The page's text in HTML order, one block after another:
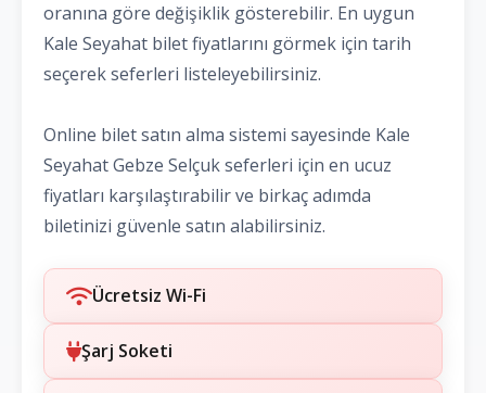
oranına göre değişiklik gösterebilir. En uygun
Kale Seyahat bilet fiyatlarını görmek için tarih
seçerek seferleri listeleyebilirsiniz.
Online bilet satın alma sistemi sayesinde Kale
Seyahat Gebze Selçuk seferleri için en ucuz
fiyatları karşılaştırabilir ve birkaç adımda
biletinizi güvenle satın alabilirsiniz.
Ücretsiz Wi-Fi
Şarj Soketi